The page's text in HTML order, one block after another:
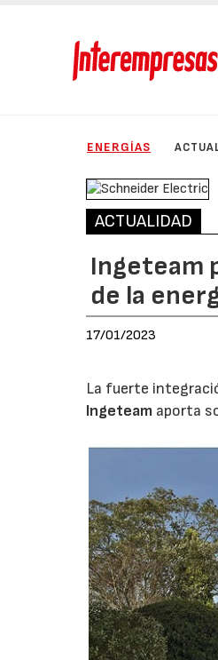
ENERGÍAS
ACTUALIDAD
Ingeteam
de la
17/01/2023
La fuerte
Ingeteam aporta